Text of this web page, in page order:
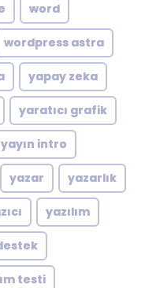
word
wordpress astra
yapay zeka
yaratıcı grafik
yayın intro
yazar yazarlık
yazılım
testi